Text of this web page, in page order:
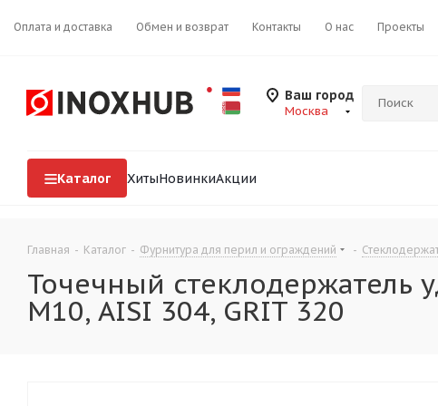
Оплата и доставка Обмен и возврат Контакты О нас Проекты
Ваш город
Москва
Каталог ХитыНовинкиАкции
Главная - Каталог - Фурнитура для перил и ограждений -
Точечный стеклодержатель
М10, AISI 304, GRIT 320